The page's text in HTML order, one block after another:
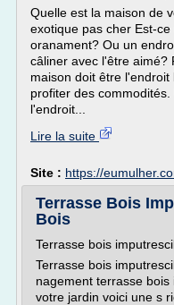
Quelle est la maison de
exotique pas cher Est-
oranament? Ou un
câliner avec l'être aimé?
maison doit être
profiter des
l'endroit...
Lire la suite
Site : https://
Terrasse Bois
Bois
Terrasse bois
Terrasse bois
nagement terrasse
votre jardin voici une s